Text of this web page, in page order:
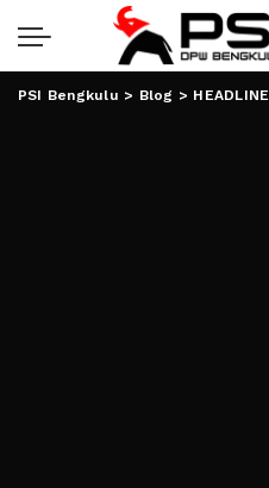
PSI Bengkulu > Blog > HEADLINE